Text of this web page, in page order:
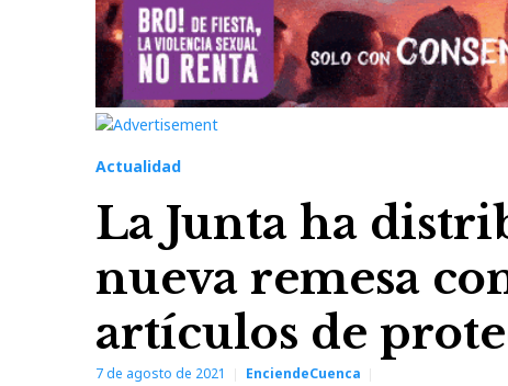
Actualidad
La Junta ha
nueva remesa
artículos de
7 de agosto de 2021 EnciendeCuenca